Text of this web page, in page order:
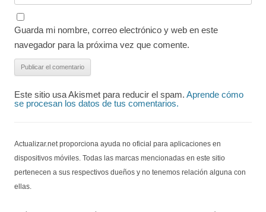
Guarda mi nombre, correo electrónico y web en este
navegador para la próxima vez que comente.
Este sitio usa Akismet para reducir el spam. Aprende cómo
se procesan los datos de tus comentarios.
Actualizar.net proporciona ayuda no oficial para aplicaciones en
dispositivos móviles. Todas las marcas mencionadas en este sitio
pertenecen a sus respectivos dueños y no tenemos relación alguna con
ellas.